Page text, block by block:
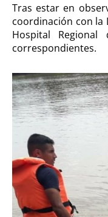
Tras estar en
coordinación con la
Hospital
correspondientes.